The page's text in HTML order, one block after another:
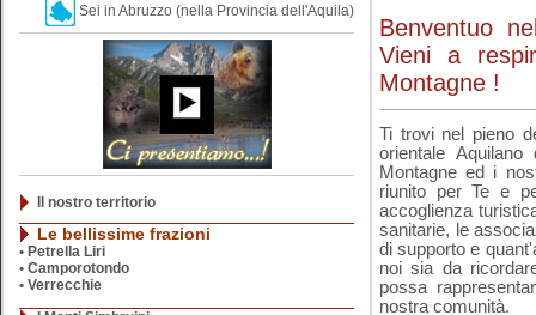
Sei in Abruzzo (nella Provincia dell'Aquila)
Il nostro territorio
Le bellissime frazioni
• Petrella Liri
• Camporotondo
• Verrecchie
Benventuo
Vieni a
Montagne !
Ti trovi nel pieno
orientale
Montagne ed i
riunito per Te e
accoglienza
sanitarie, le
di supporto e
noi sia da
possa
nostra comunità.